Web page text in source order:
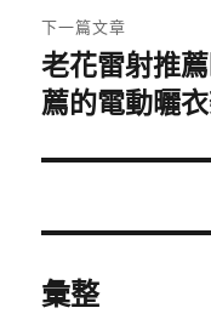
章:
下一篇文章
下
一
文
老花雷射推
薦的電動曬
彙整